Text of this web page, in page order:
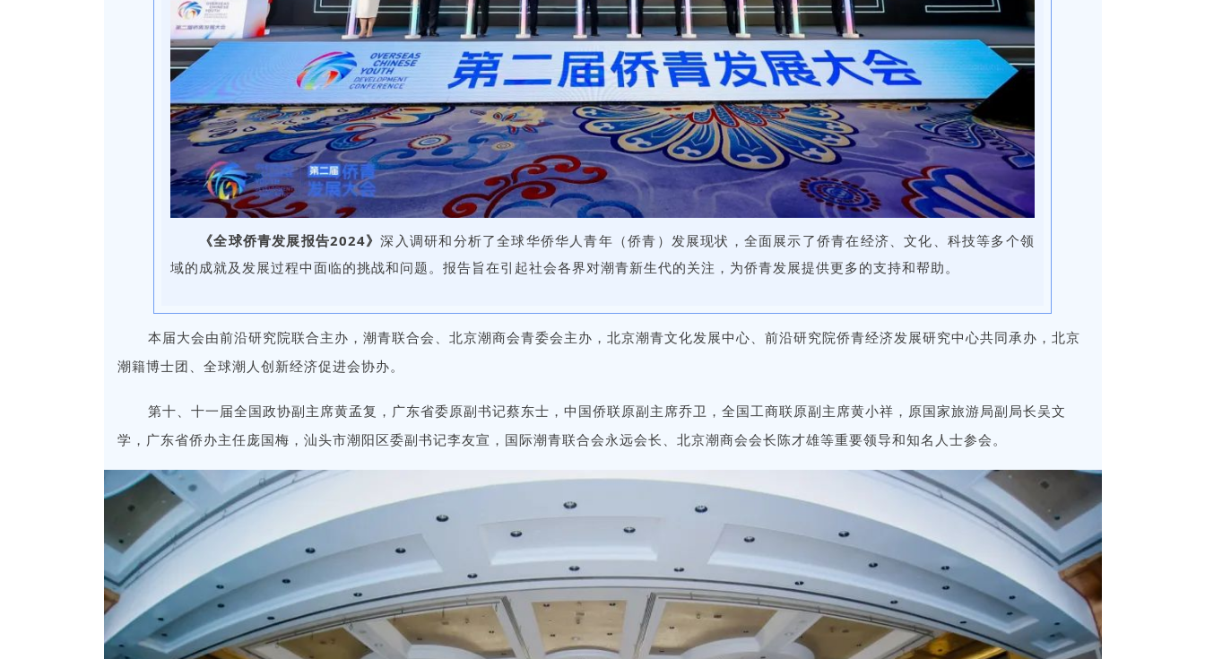
《全球侨青发展报告2024》深入调研和分析了全球华侨华人青年（侨青）发展现状，全面展示了侨青在经济、文化、科技等多个领
域的成就及发展过程中面临的挑战和问题。报告旨在引起社会各界对潮青新生代的关注，为侨青发展提供更多的支持和帮助。
本届大会由前沿研究院联合主办，潮青联合会、北京潮商会青委会主办，北京潮青文化发展中心、前沿研究院侨青经济发展研究中心共同承办，北京
潮籍博士团、全球潮人创新经济促进会协办。
第十、十一届全国政协副主席黄孟复，广东省委原副书记蔡东士，中国侨联原副主席乔卫，全国工商联原副主席黄小祥，原国家旅游局副局长吴文
学，广东省侨办主任庞国梅，汕头市潮阳区委副书记李友宣，国际潮青联合会永远会长、北京潮商会会长陈才雄等重要领导和知名人士参会。